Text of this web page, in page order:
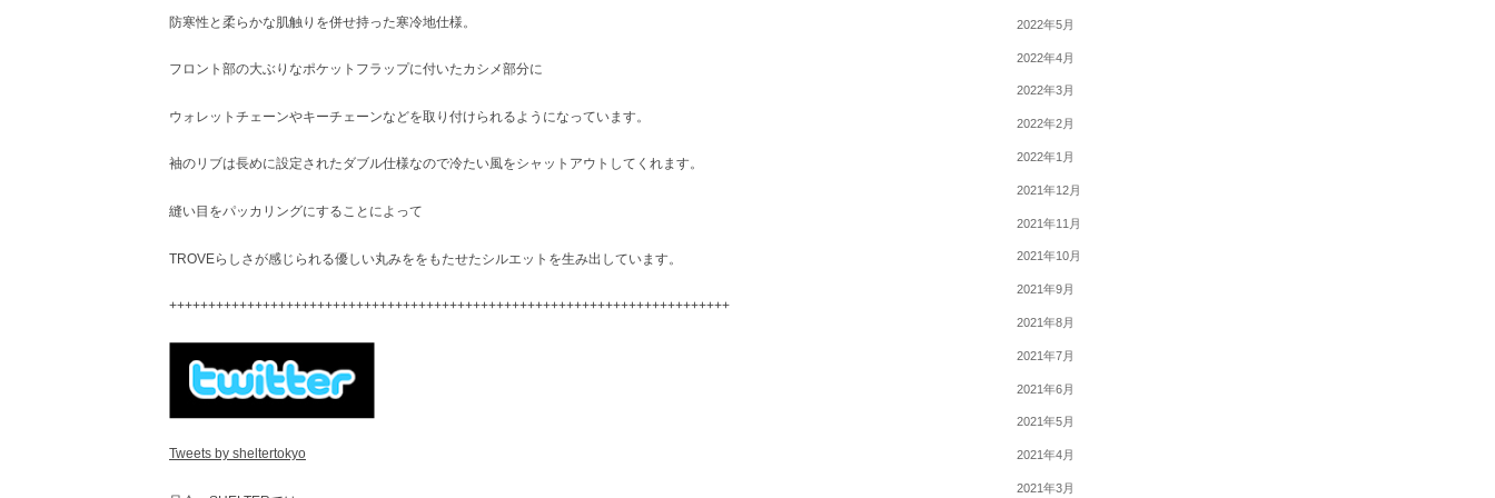
防寒性と柔らかな肌触りを併せ持った寒冷地仕様。
フロント部の大ぶりなポケットフラップに付いたカシメ部分に
ウォレットチェーンやキーチェーンなどを取り付けられるようになっています。
袖のリブは長めに設定されたダブル仕様なので冷たい風をシャットアウトしてくれます。
縫い目をパッカリングにすることによって
TROVEらしさが感じられる優しい丸みををもたせたシルエットを生み出しています。
++++++++++++++++++++++++++++++++++++++++++++++++++++++++++++++++++++++++
Tweets by sheltertokyo
2022年5月
2022年4月
2022年3月
2022年2月
2022年1月
2021年12月
2021年11月
2021年10月
2021年9月
2021年8月
2021年7月
2021年6月
2021年5月
2021年4月
2021年3月